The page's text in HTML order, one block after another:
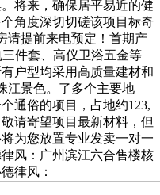
将来，确保居平易近的健
角度深切切磋该项目标奇
请提前来电预定！首期产
件套、高仪卫浴五金等
户型均采用高质量建材和
江景色。了多个主要地
通俗的项目，占地约123,
请寄望项目最新材料，但
为您放置专业发卖一对一
风：广州滨江六合售楼核
律风：